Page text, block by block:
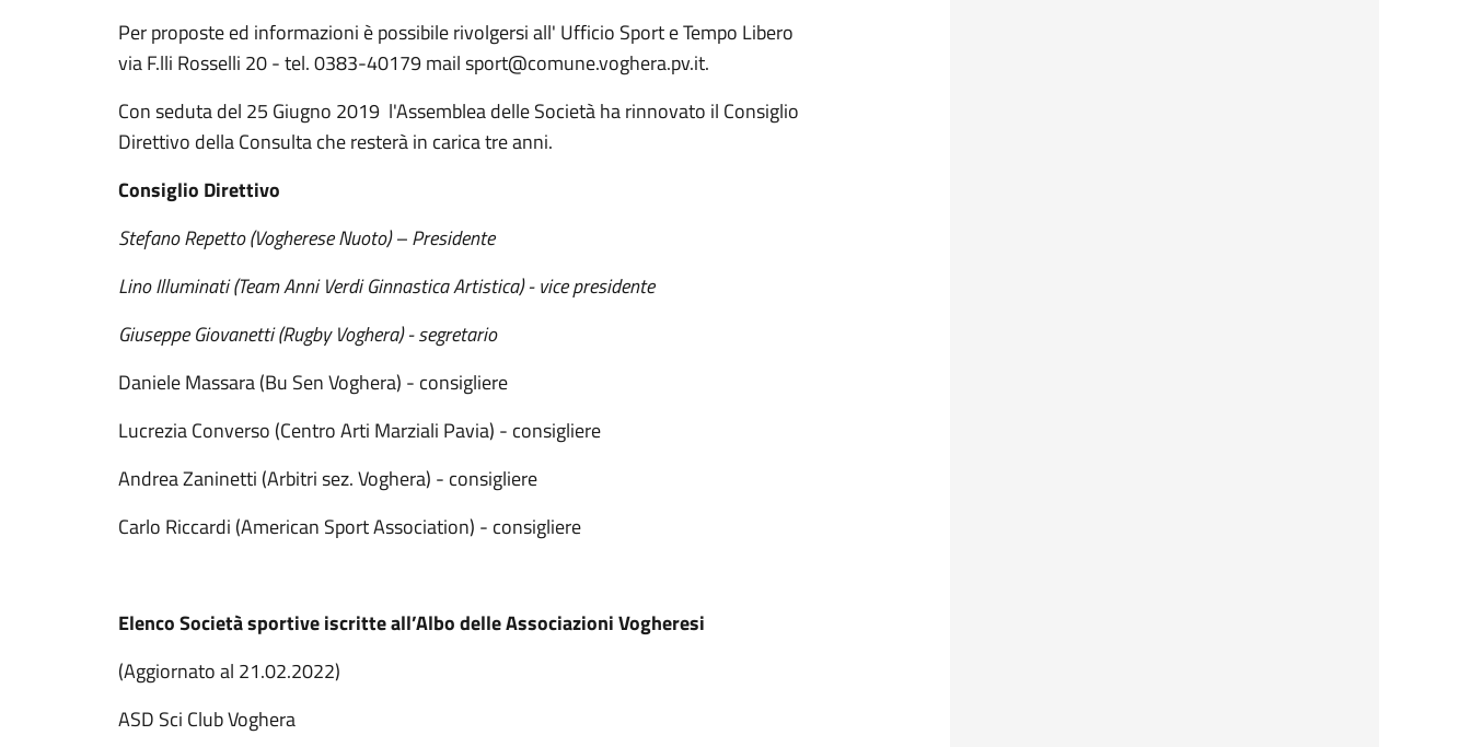
Per proposte ed informazioni è possibile rivolgersi all' Ufficio Sport e Tempo Libero
via F.lli Rosselli 20 - tel. 0383-40179 mail sport@comune.voghera.pv.it.
Con seduta del 25 Giugno 2019 l'Assemblea delle Società ha rinnovato il Consiglio
Direttivo della Consulta che resterà in carica tre anni.
Consiglio Direttivo
Stefano Repetto (Vogherese Nuoto) – Presidente
Lino Illuminati (Team Anni Verdi Ginnastica Artistica) - vice presidente
Giuseppe Giovanetti (Rugby Voghera) - segretario
Daniele Massara (Bu Sen Voghera) - consigliere
Lucrezia Converso (Centro Arti Marziali Pavia) - consigliere
Andrea Zaninetti (Arbitri sez. Voghera) - consigliere
Carlo Riccardi (American Sport Association) - consigliere
Elenco Società sportive iscritte all’Albo delle Associazioni Vogheresi
(Aggiornato al 21.02.2022)
ASD Sci Club Voghera